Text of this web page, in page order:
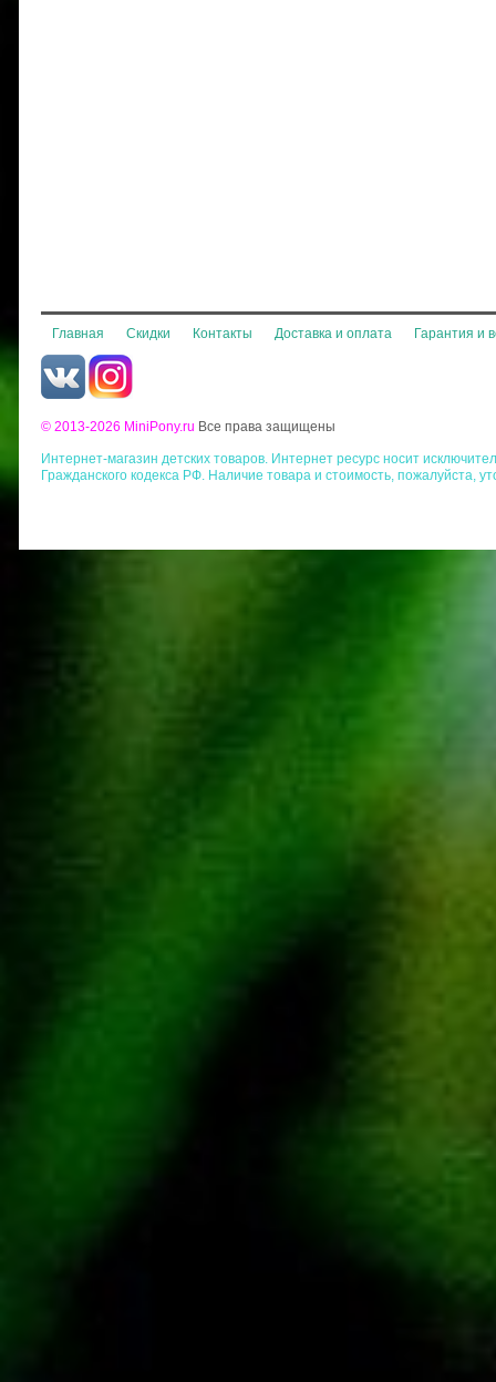
Главная Скидки Контакты Доставка и оплата Гарантия и
© 2013-2026 MiniPony.ru Все права защищены
Интернет-магазин детских товаров. Интернет ресурс носит
Гражданского кодекса РФ. Наличие товара и стоимость, пожалуйста,